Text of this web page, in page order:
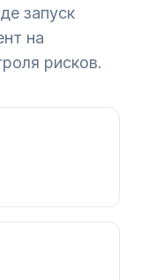
запуск
на
рисков.